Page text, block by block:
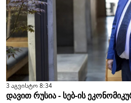
3 აგვისტო 8:34
დავით რუსია - სებ-ის